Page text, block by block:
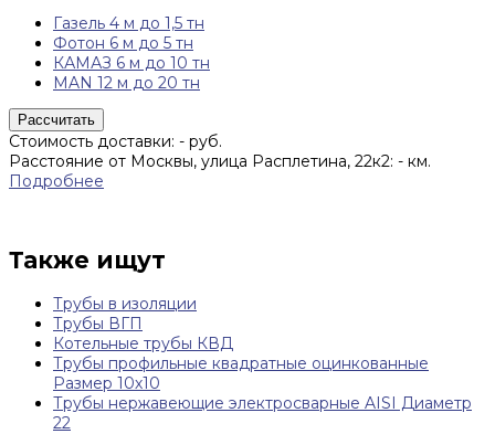
Газель 4 м до 1,5 тн
Фотон 6 м до 5 тн
КАМАЗ 6 м до 10 тн
MAN 12 м до 20 тн
Рассчитать
Стоимость доставки: - руб.
Расстояние от Москвы, улица Расплетина, 22к2: - км.
Подробнее
Также ищут
Трубы в изоляции
Трубы ВГП
Котельные трубы КВД
Трубы профильные квадратные оцинкованные
Размер 10х10
Трубы нержавеющие электросварные AISI Диаметр
22